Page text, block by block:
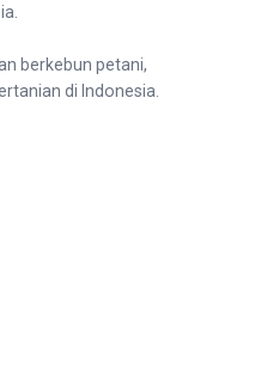
berkebun petani,
di Indonesia.